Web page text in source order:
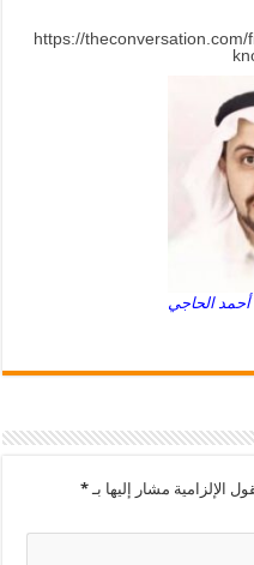
https://
أحمد الحاجي
الإلزامية مشار إليها بـ*